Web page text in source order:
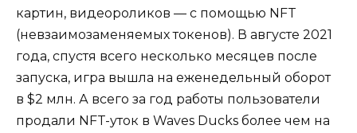
картин, видеороликов — с помощью NFT
(невзаимозаменяемых токенов). В августе 2021
года, спустя всего несколько месяцев после
запуска, игра вышла на еженедельный оборот
в $2 млн. А всего за год работы пользователи
продали NFT-уток в Waves Ducks более чем на